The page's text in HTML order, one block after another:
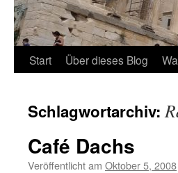
Start Über dieses Blog
Schlagwortarchiv:
Café Dachs
Veröffentlicht am Oktober 5, 2008